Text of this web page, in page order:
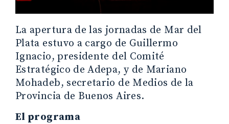
La apertura de las jornadas de Mar del
Plata estuvo a cargo de Guillermo
Ignacio, presidente del Comité
Estratégico de Adepa, y de Mariano
Mohadeb, secretario de Medios de la
Provincia de Buenos Aires.
El programa